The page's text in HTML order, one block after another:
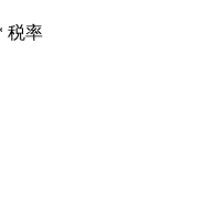
税率